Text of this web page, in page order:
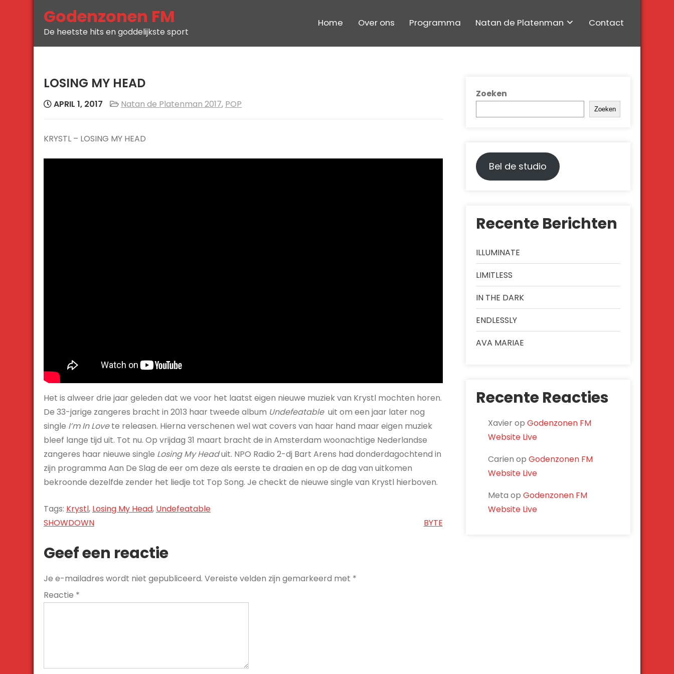
Godenzonen FM
De heetste hits en goddelijkste sport
Home Over ons Programma Natan de Platenman Contact
LOSING MY HEAD
APRIL 1, 2017 Natan de Platenman 2017, POP
KRYSTL – LOSING MY HEAD
Het is alweer drie jaar geleden dat we voor het laatst eigen nieuwe muziek van Krystl mochten horen.
De 33-jarige zangeres bracht in 2013 haar tweede album Undefeatableuit om een jaar later nog
single I’m In Lovete releasen. Hierna verschenen wel wat covers van haar hand maar eigen muziek
bleef lange tijd uit. Tot nu. Op vrijdag 31 maart bracht de in Amsterdam woonachtige Nederlandse
zangeres haar nieuwe single Losing My Headuit. NPO Radio 2-dj Bart Arens had donderdagochtend in
zijn programma Aan De Slag de eer om deze als eerste te draaien en op de dag van uitkomen
bekroonde dezelfde zender het liedje tot Top Song. Je checkt de nieuwe single van Krystl hierboven.
Tags: Krystl, Losing My Head, Undefeatable
Bericht
SHOWDOWN BYTE
Geef een reactie
Je e-mailadres wordt niet gepubliceerd. Vereiste velden zijn gemarkeerd met *
Reactie *
Zoeken
Zoeken
Bel de studio
Recente Berichten
ILLUMINATE
LIMITLESS
IN THE DARK
ENDLESSLY
AVA MARIAE
Recente Reacties
XavieropGodenzonen FM
Website Live
Carien opGodenzonen FM
Website Live
Meta opGodenzonen FM
Website Live